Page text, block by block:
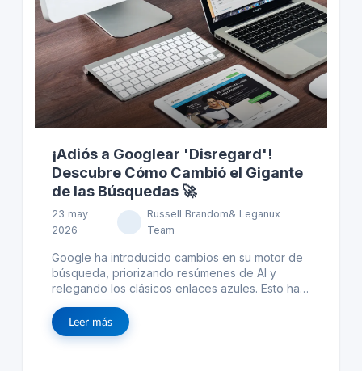
¡Adiós a Googlear 'Disregard'!
Descubre Cómo Cambió el Gigante
de las Búsquedas 🚀
23 may
2026
Russell Brandom& Leganux
Team
Google ha introducido cambios en su motor de
búsqueda, priorizando resúmenes de AI y
relegando los clásicos enlaces azules. Esto ha
búsqueda del término 'disregard', que muestra
un gran espacio vacío en lugar de enlaces
Leer más